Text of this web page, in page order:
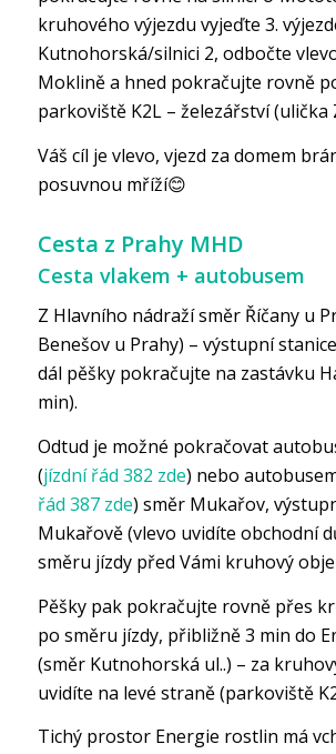
kruhového výjezdu vyjeďte 3.
Kutnohorská/silnici 2, odbočte
Moklině a hned pokračujte rovně
parkoviště K2L – železářství
Váš cíl je vlevo, vjezd za domem
posuvnou mříží😊
Cesta z Prahy MHD
Cesta vlakem + autobusem
Z Hlavního nádraží směr Říčany u
Benešov u Prahy) – výstupní
dál pěšky pokračujte na zastávku
min).
Odtud je možné pokračovat
(jízdní řád 382 zde) nebo
řád 387 zde) směr Mukařov,
Mukařově (vlevo uvidíte obchodní
směru jízdy před Vámi kruhový
Pěšky pak pokračujte rovně přes
po směru jízdy, přibližně 3 min do
(směr Kutnohorská ul..) – za
uvidíte na levé straně (parkoviště
Tichý prostor Energie rostlin má